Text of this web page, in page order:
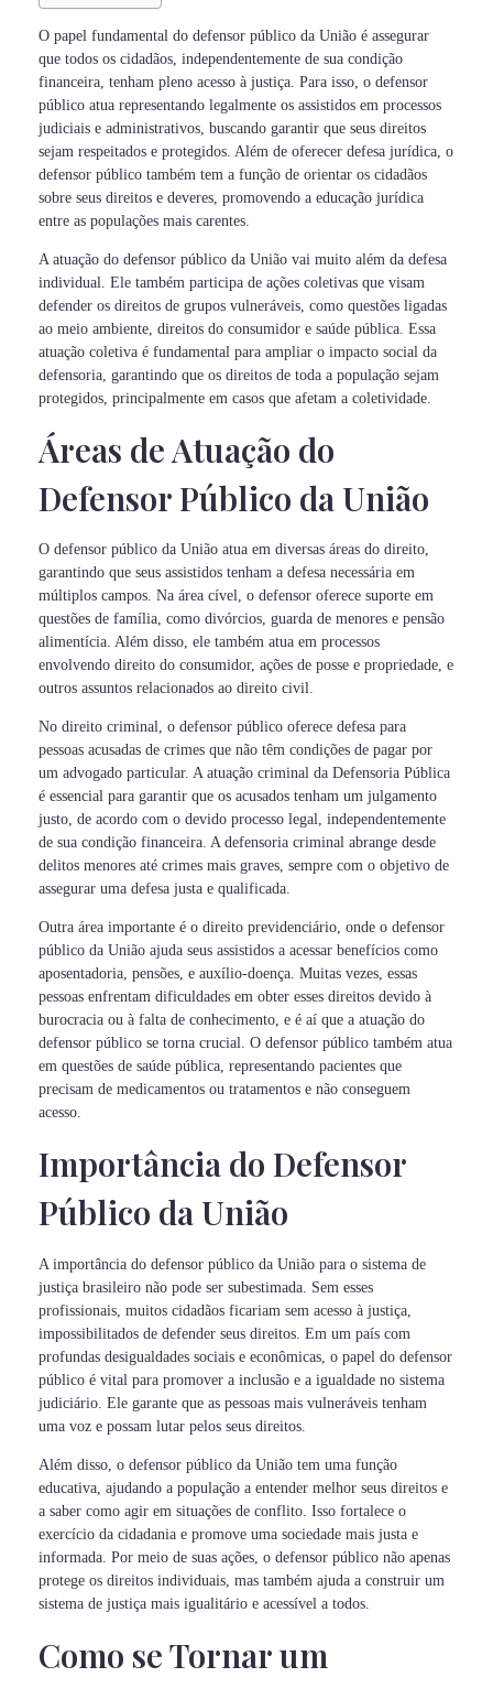
O papel fundamental do defensor público da União é assegurar
que todos os cidadãos, independentemente de sua condição
financeira, tenham pleno acesso à justiça. Para isso, o defensor
público atua representando legalmente os assistidos em processos
judiciais e administrativos, buscando garantir que seus direitos
sejam respeitados e protegidos. Além de oferecer defesa jurídica, o
defensor público também tem a função de orientar os cidadãos
sobre seus direitos e deveres, promovendo a educação jurídica
entre as populações mais carentes.
A atuação do defensor público da União vai muito além da defesa
individual. Ele também participa de ações coletivas que visam
defender os direitos de grupos vulneráveis, como questões ligadas
ao meio ambiente, direitos do consumidor e saúde pública. Essa
atuação coletiva é fundamental para ampliar o impacto social da
defensoria, garantindo que os direitos de toda a população sejam
protegidos, principalmente em casos que afetam a coletividade.
Áreas de Atuação do
Defensor Público da União
O defensor público da União atua em diversas áreas do direito,
garantindo que seus assistidos tenham a defesa necessária em
múltiplos campos. Na área cível, o defensor oferece suporte em
questões de família, como divórcios, guarda de menores e pensão
alimentícia. Além disso, ele também atua em processos
envolvendo direito do consumidor, ações de posse e propriedade, e
outros assuntos relacionados ao direito civil.
No direito criminal, o defensor público oferece defesa para
pessoas acusadas de crimes que não têm condições de pagar por
um advogado particular. A atuação criminal da Defensoria Pública
é essencial para garantir que os acusados tenham um julgamento
justo, de acordo com o devido processo legal, independentemente
de sua condição financeira. A defensoria criminal abrange desde
delitos menores até crimes mais graves, sempre com o objetivo de
assegurar uma defesa justa e qualificada.
Outra área importante é o direito previdenciário, onde o defensor
público da União ajuda seus assistidos a acessar benefícios como
aposentadoria, pensões, e auxílio-doença. Muitas vezes, essas
pessoas enfrentam dificuldades em obter esses direitos devido à
burocracia ou à falta de conhecimento, e é aí que a atuação do
defensor público se torna crucial. O defensor público também atua
em questões de saúde pública, representando pacientes que
precisam de medicamentos ou tratamentos e não conseguem
acesso.
Importância do Defensor
Público da União
A importância do defensor público da União para o sistema de
justiça brasileiro não pode ser subestimada. Sem esses
profissionais, muitos cidadãos ficariam sem acesso à justiça,
impossibilitados de defender seus direitos. Em um país com
profundas desigualdades sociais e econômicas, o papel do defensor
público é vital para promover a inclusão e a igualdade no sistema
judiciário. Ele garante que as pessoas mais vulneráveis tenham
uma voz e possam lutar pelos seus direitos.
Além disso, o defensor público da União tem uma função
educativa, ajudando a população a entender melhor seus direitos e
a saber como agir em situações de conflito. Isso fortalece o
exercício da cidadania e promove uma sociedade mais justa e
informada. Por meio de suas ações, o defensor público não apenas
protege os direitos individuais, mas também ajuda a construir um
sistema de justiça mais igualitário e acessível a todos.
Como se Tornar um